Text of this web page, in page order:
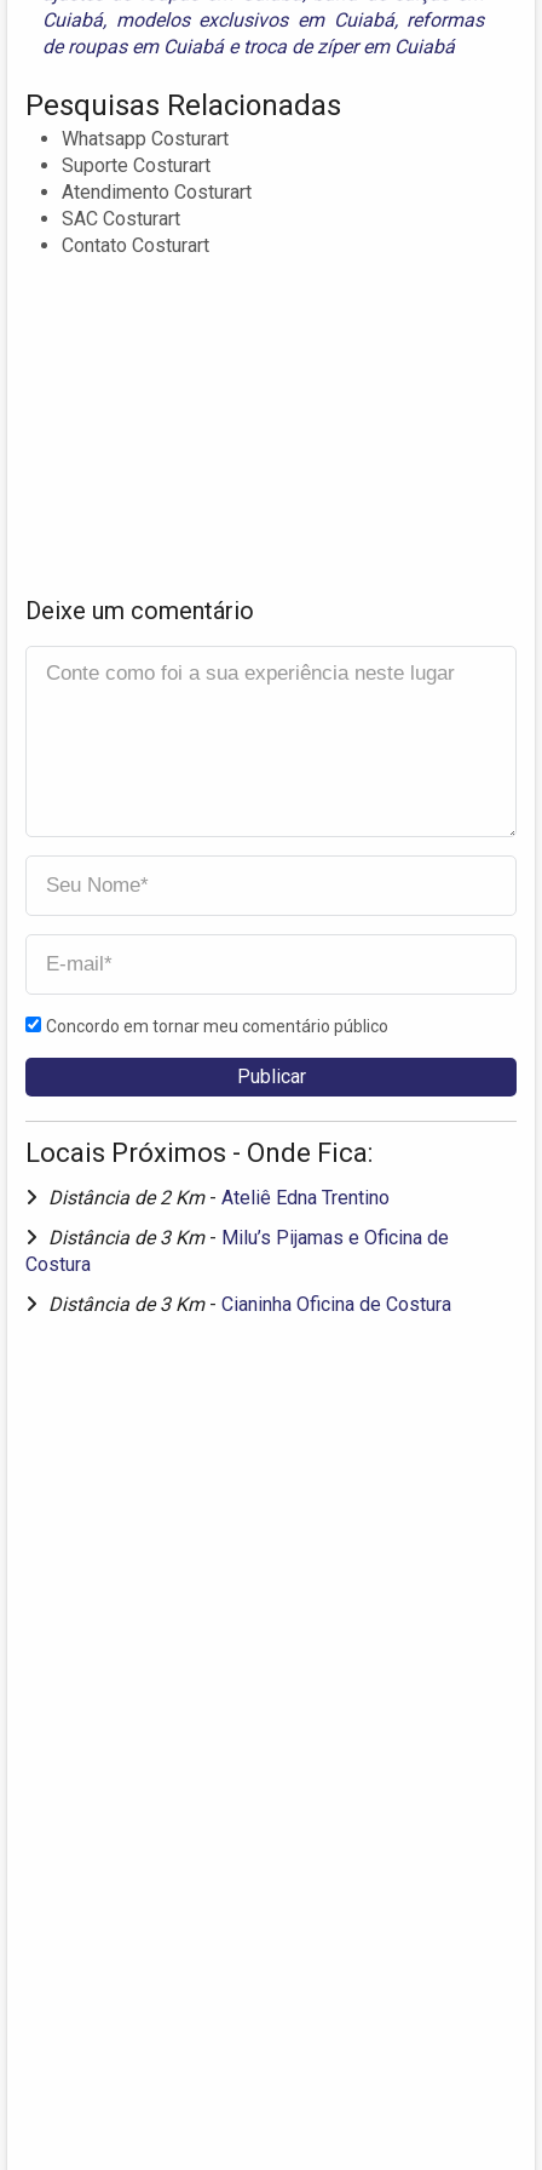
Cuiabá, modelos exclusivos em Cuiabá, reformas
de roupas em Cuiabáe troca de zíper em Cuiabá
Pesquisas Relacionadas
Whatsapp Costurart
Suporte Costurart
Atendimento Costurart
SAC Costurart
Contato Costurart
Deixe um comentário
Concordo em tornar meu comentário público
Locais Próximos - Onde Fica:
Distância de 2 Km - Ateliê Edna Trentino
Distância de 3 Km - Milu’s Pijamas e Oficina de
Costura
Distância de 3 Km - Cianinha Oficina de Costura